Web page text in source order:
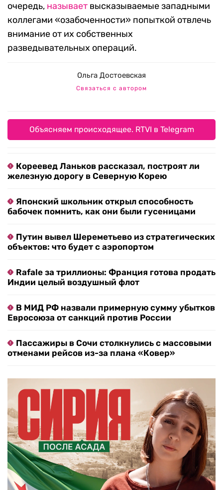
очередь, называет высказываемые западными
коллегами «озабоченности» попыткой отвлечь
внимание от их собственных
разведывательных операций.
Ольга Достоевская
Связаться с автором
Объясняем происходящее. RTVI в Telegram
Кореевед Ланьков рассказал, построят ли
железную дорогу в Северную Корею
Японский школьник открыл способность
бабочек помнить, как они были гусеницами
Путин вывел Шереметьево из стратегических
объектов: что будет с аэропортом
Rafale за триллионы: Франция готова продать
Индии целый воздушный флот
В МИД РФ назвали примерную сумму убытков
Евросоюза от санкций против России
Пассажиры в Сочи столкнулись с массовыми
отменами рейсов из-за плана «Ковер»